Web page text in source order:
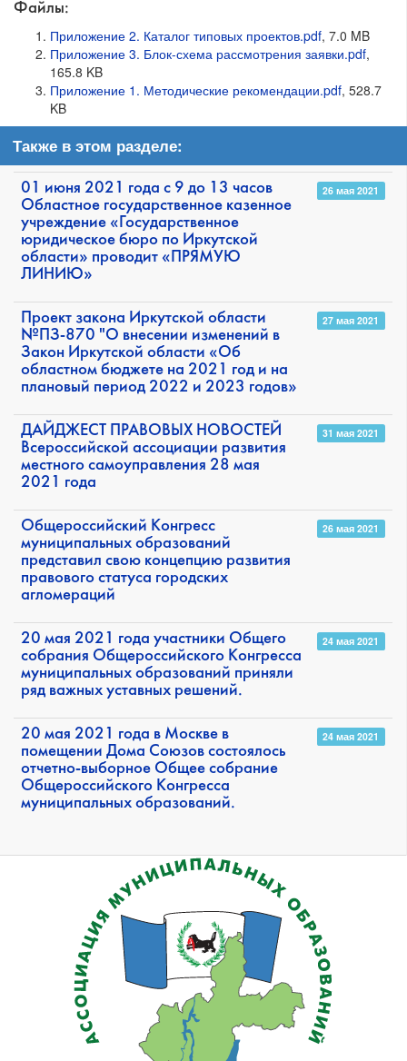
Файлы:
Приложение 2. Каталог типовых проектов.pdf, 7.0 MB
Приложение 3. Блок-схема рассмотрения заявки.pdf,
165.8 KB
Приложение 1. Методические рекомендации.pdf, 528.7
KB
Также в этом разделе:
01 июня 2021 года с 9 до 13 часов
Областное государственное казенное
учреждение «Государственное
юридическое бюро по Иркутской
области» проводит «ПРЯМУЮ
ЛИНИЮ»
26 мая 2021
Проект закона Иркутской области
№ПЗ-870 "О внесении изменений в
Закон Иркутской области «Об
областном бюджете на 2021 год и на
плановый период 2022 и 2023 годов»
27 мая 2021
ДАЙДЖЕСТ ПРАВОВЫХ НОВОСТЕЙ
Всероссийской ассоциации развития
местного самоуправления 28 мая
2021 года
31 мая 2021
Общероссийский Конгресс
муниципальных образований
представил свою концепцию развития
правового статуса городских
агломераций
26 мая 2021
20 мая 2021 года участники Общего
собрания Общероссийского Конгресса
муниципальных образований приняли
ряд важных уставных решений.
24 мая 2021
20 мая 2021 года в Москве в
помещении Дома Союзов состоялось
отчетно-выборное Общее собрание
Общероссийского Конгресса
муниципальных образований.
24 мая 2021